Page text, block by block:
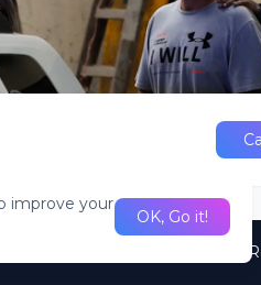
Pela R2N. Todos direitos
improve your
OK, Go it!